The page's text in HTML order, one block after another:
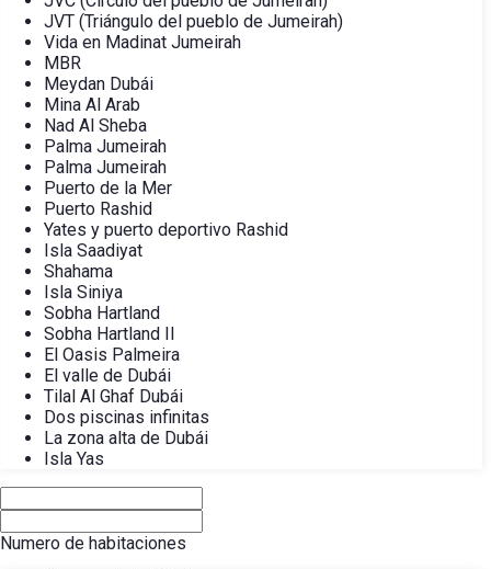
JVT (Triángulo del pueblo de Jumeirah)
Vida en Madinat Jumeirah
MBR
Meydan Dubái
Mina Al Arab
Nad Al Sheba
Palma Jumeirah
Palma Jumeirah
Puerto de la Mer
Puerto Rashid
Yates y puerto deportivo Rashid
Isla Saadiyat
Shahama
Isla Siniya
Sobha Hartland
Sobha Hartland II
El Oasis Palmeira
El valle de Dubái
Tilal Al Ghaf Dubái
Dos piscinas infinitas
La zona alta de Dubái
Isla Yas
Numero de habitaciones